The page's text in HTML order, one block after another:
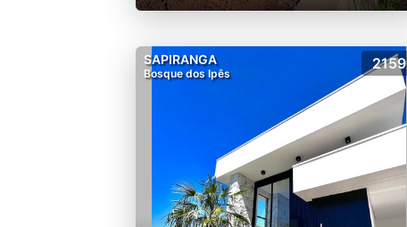
SAPIRANGA
Bosque dos Ipês
2159